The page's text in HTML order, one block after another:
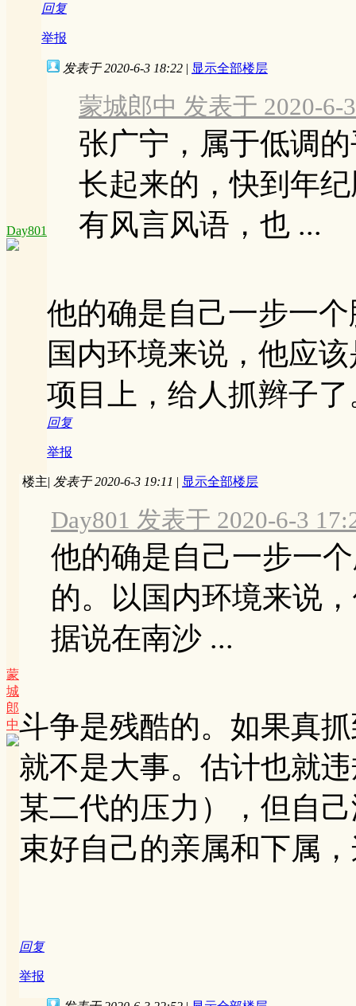
回复
举报
Day801
发表于 2020-6-3 18:22 | 显示全部楼层
蒙城郎中 发表于 2020-6-
张广宁，属于低调
长起来的，快到年
有风言风语，也 ...
他的确是自己一步一
国内环境来说，他应
项目上，给人抓辫子了
回复
举报
蒙
城
郎
中
楼主| 发表于 2020-6-3 19:11 | 显示全部楼层
Day801 发表于 2020-6-3
他的确是自己一步一
的。以国内环境来说
据说在南沙 ...
斗争是残酷的。如果真
就不是大事。估计也就
某二代的压力），但自
束好自己的亲属和下属
回复
举报